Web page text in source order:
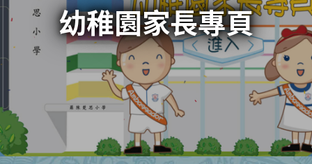
幼稚園家長專頁